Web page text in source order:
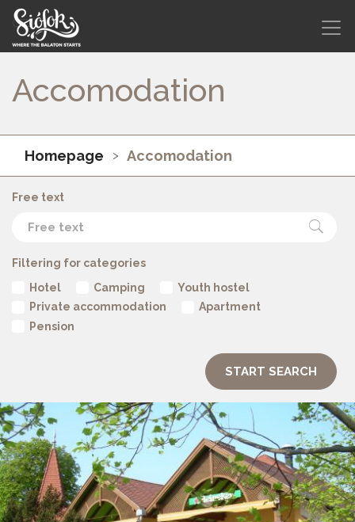
Accomodation
Homepage Accomodation
Free text
Filtering for categories
Hotel
Camping
Youth hostel
Private accommodation
Apartment
Pension
START SEARCH